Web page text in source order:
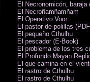
El Necronomicón,
El Necroñamñamñam
El Operativo Voor
El pastor de polillas
El pequeño Cthulhu
El pescador (E-Book)
El problema de los tres
El Profundo Mayan
El que camina en el
El rastro de Cthulhu
El rastro de Cthulhu